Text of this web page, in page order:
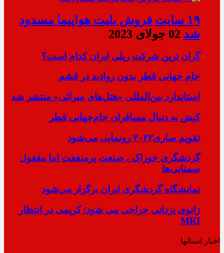
۱۹ سایت فروش بلیت هواپیما مسدود
شد 02 جولای 2023
گران ترین شرکت ریلی ایران کدام است؟
جام جهانی قطر بدون روادید در قشم
استاندارد بین‌المللی «هتل‌های میراثی» منتشر شد
کیش به دنبال مسافران جام‌جهانی قطر
تقویم ساری۲۰۲۲ رونمایی می‌شود
گردشگری خوراک ، صنعت پرمنفعت اما مغفول
سمنانی‌ها
نمایشگاه گردشگری ایران برگزار می‌شود
زانوی یزدانی جراحی می شود/ کریمی در انتظار
MRI
اخبار استانها